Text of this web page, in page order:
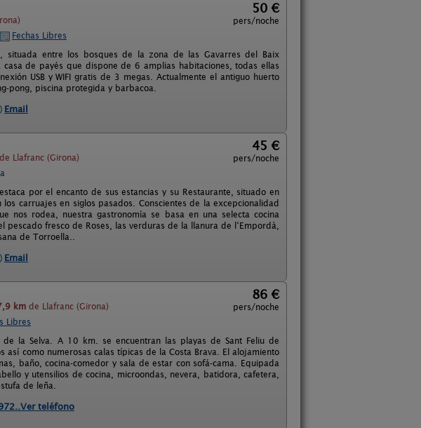
50 €
pers/noche
Fechas Libres
entre los bosques de la zona de las Gavarres del Baix
de payés que dispone de 6 amplias habitaciones, todas ellas
USB y WIFI gratis de 3 megas. Actualmente el antiguo huerto
pong, piscina protegida y barbacoa.
Email
de Llafranc (Girona)
45 €
pers/noche
por el encanto de sus estancias y su Restaurante, situado en
carruajes en siglos pasados. Conscientes de la excepcionalidad
nos rodea, nuestra gastronomía se basa en una selecta cocina
fresco de Roses, las verduras de la llanura de l‘Empordà,
de Torroella..
Email
km de Llafranc (Girona)
86 €
pers/noche
Libres
la Selva. A 10 km. se encuentran las playas de Sant Feliu de
así como numerosas calas típicas de la Costa Brava. El alojamiento
baño, cocina-comedor y sala de estar con sofá-cama. Equipada
y utensilios de cocina, microondas, nevera, batidora, cafetera,
de leña.
teléfono